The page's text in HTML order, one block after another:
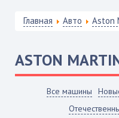
Главная Авто Aston
ASTON
Все машины